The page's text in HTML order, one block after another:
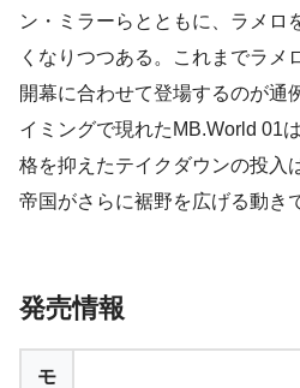
ン・ミラーらとともに、ラメロ
くなりつつある。これまでラメ
開幕に合わせて登場するのが通
イミングで現れたMB.World 01
格を抑えたテイクダウンの投入
帝国がさらに裾野を広げる動き
発売情報
モ